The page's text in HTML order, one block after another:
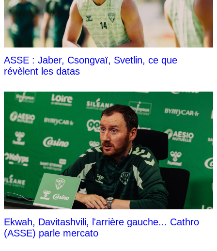
ASSE : Jaber, Csongvaï, Svetlin, ce que
révèlent les datas
Ekwah, Davitashvili, l'arrière gauche... Cathro
(ASSE) parle mercato